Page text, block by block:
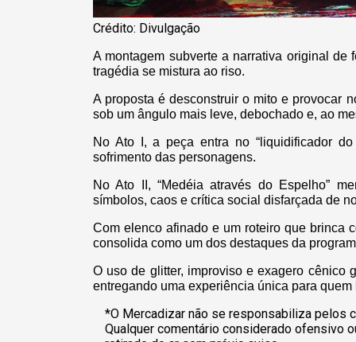
Crédito: Divulgação
A montagem subverte a narrativa original
tragédia se mistura ao riso.
A proposta é desconstruir o mito e provocar
sob um ângulo mais leve, debochado e, ao
No Ato I, a peça entra no “liquidificador
sofrimento das personagens.
No Ato II, “Medéia através do Espelho”
símbolos, caos e crítica social disfarçada de
Com elenco afinado e um roteiro que brinca
consolida como um dos destaques da
O uso de glitter, improviso e exagero cênico
entregando uma experiência única para
*O Mercadizar não se responsabiliza pelos
Qualquer comentário considerado ofensivo